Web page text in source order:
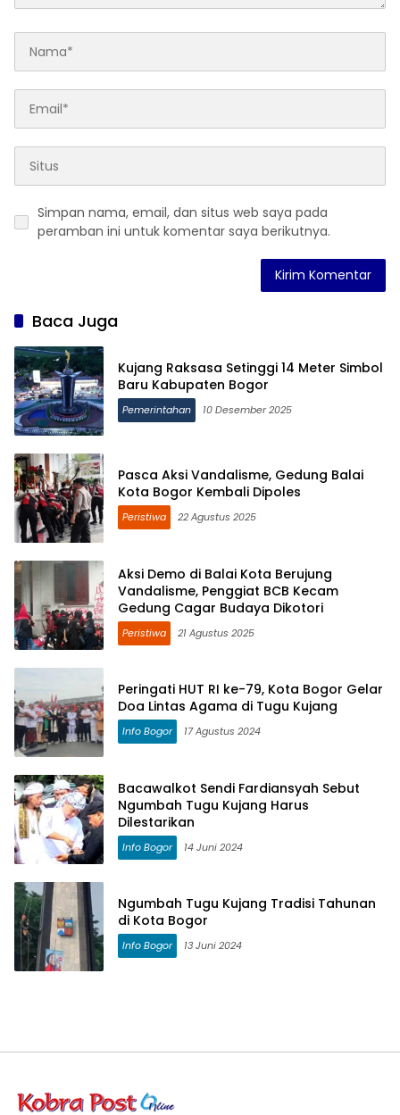
Simpan nama, email, dan situs web saya pada
peramban ini untuk komentar saya berikutnya.
Baca Juga
Kujang Raksasa Setinggi 14 Meter Simbol
Baru Kabupaten Bogor
Pemerintahan 10 Desember 2025
Pasca Aksi Vandalisme, Gedung Balai
Kota Bogor Kembali Dipoles
Peristiwa 22 Agustus 2025
Aksi Demo di Balai Kota Berujung
Vandalisme, Penggiat BCB Kecam
Gedung Cagar Budaya Dikotori
Peristiwa 21 Agustus 2025
Peringati HUT RI ke-79, Kota Bogor Gelar
Doa Lintas Agama di Tugu Kujang
Info Bogor 17 Agustus 2024
Bacawalkot Sendi Fardiansyah Sebut
Ngumbah Tugu Kujang Harus
Dilestarikan
Info Bogor 14 Juni 2024
Ngumbah Tugu Kujang Tradisi Tahunan
di Kota Bogor
Info Bogor 13 Juni 2024